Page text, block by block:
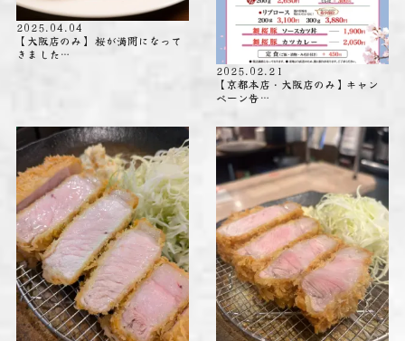
2025.04.04
【大阪店のみ】 桜が満開になって
きました…
2025.02.21
【京都本店・大阪店のみ】キャン
ペーン告…